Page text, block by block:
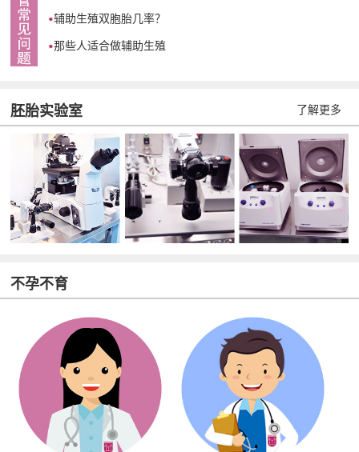
辅助生殖双胞胎几率？
那些人适合做辅助生殖
胚胎实验室 了解更多
不孕不育